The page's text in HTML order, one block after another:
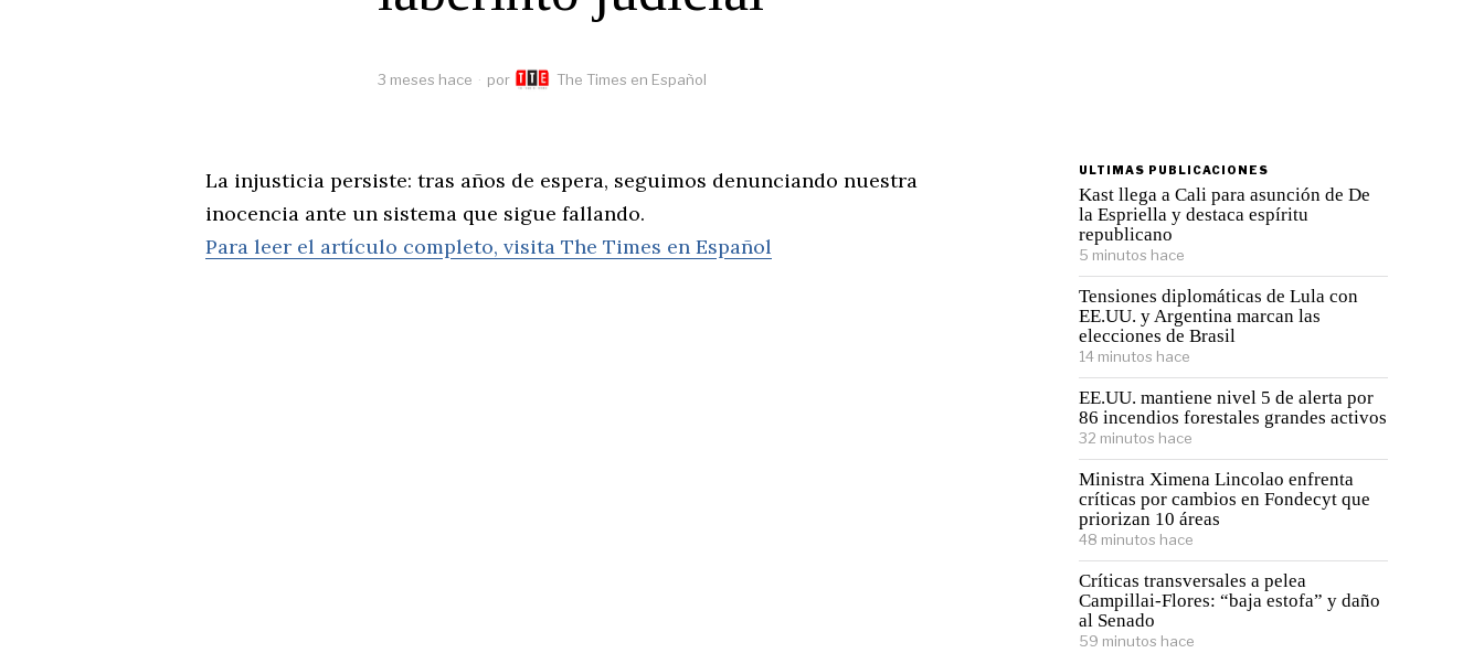
3 meses hace por The Times en Español
La injusticia persiste: tras años de espera, seguimos denunciando nuestra
inocencia ante un sistema que sigue fallando.
Para leer el artículo completo, visita The Times en Español
ULTIMAS PUBLICACIONES
Kast llega a Cali para asunción de De
la Espriella y destaca espíritu
republicano
5 minutos hace
Tensiones diplomáticas de Lula con
EE.UU. y Argentina marcan las
elecciones de Brasil
14 minutos hace
EE.UU. mantiene nivel 5 de alerta por
86 incendios forestales grandes activos
32 minutos hace
Ministra Ximena Lincolao enfrenta
críticas por cambios en Fondecyt que
priorizan 10 áreas
48 minutos hace
Críticas transversales a pelea
Campillai-Flores: “baja estofa” y daño
al Senado
59 minutos hace